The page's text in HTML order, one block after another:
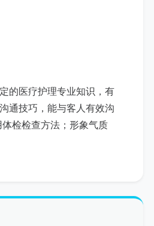
的医疗护理专业知识，有
通技巧，能与客人有效沟
检检查方法；形象气质